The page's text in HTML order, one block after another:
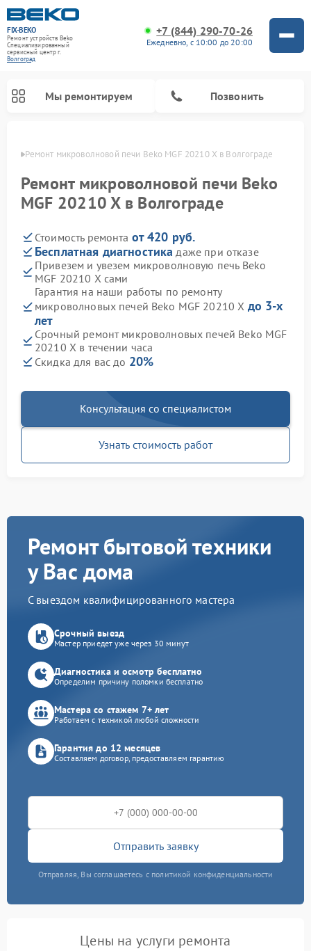
FIX-BEKO
Ремонт устройств Beko
Специализированный
cервисный центр г.
Волгоград
+7 (844) 290-70-26
Ежедневно, с 10:00 до 20:00
Мы ремонтируем Позвонить
Ремонт микроволновой печи Beko MGF 20210 X в Волгограде
Ремонт микроволновой печи Beko
MGF 20210 X в Волгограде
Стоимость ремонта от 420 руб.
Бесплатная диагностика даже при отказе
Привезем и увезем микроволновую печь Beko
MGF 20210 X сами
Гарантия на наши работы по ремонту
микроволновых печей Beko MGF 20210 X до 3-х
лет
Срочный ремонт микроволновых печей Beko MGF
20210 X в течении часа
Скидка для вас до 20%
Консультация со специалистом
Узнать стоимость работ
Ремонт бытовой техники
у Вас дома
С выездом квалифицированного мастера
Срочный выезд
Мастер приедет уже через 30 минут
Диагностика и осмотр бесплатно
Определим причину поломки бесплатно
Мастера со стажем 7+ лет
Работаем с техникой любой сложности
Гарантия до 12 месяцев
Составляем договор, предоставляем гарантию
Отправить заявку
Отправляя, Вы соглашаетесь с политикой конфиденциальности
Цены на услуги ремонта